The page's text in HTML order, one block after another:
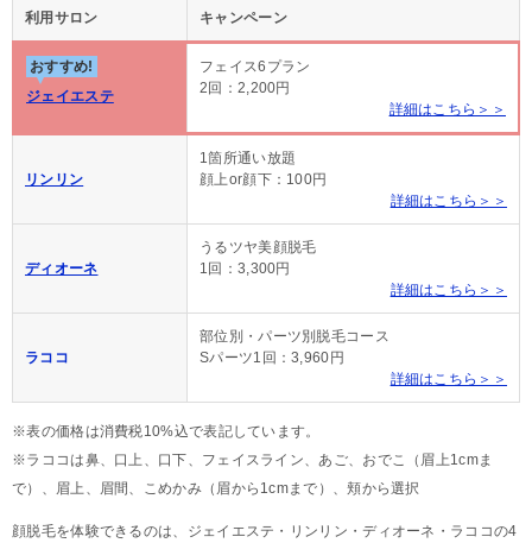
利用サロン キャンペーン
おすすめ!
ジェイエステ
フェイス6プラン
2回：2,200円
詳細はこちら＞＞
リンリン
1箇所通い放題
顔上or顔下：100円
詳細はこちら＞＞
ディオーネ
うるツヤ美顔脱毛
1回：3,300円
詳細はこちら＞＞
ラココ
部位別・パーツ別脱毛コース
Sパーツ1回：3,960円
詳細はこちら＞＞
※表の価格は消費税10%込で表記しています。
※ラココは鼻、口上、口下、フェイスライン、あご、おでこ（眉上1cmま
で）、眉上、眉間、こめかみ（眉から1cmまで）、頬から選択
顔脱毛を体験できるのは、ジェイエステ・リンリン・ディオーネ・ラココの4